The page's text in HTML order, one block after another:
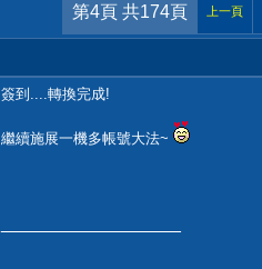
第4頁 共174頁 上一頁
簽到....轉換完成!
繼續施展一機多帳號大法~